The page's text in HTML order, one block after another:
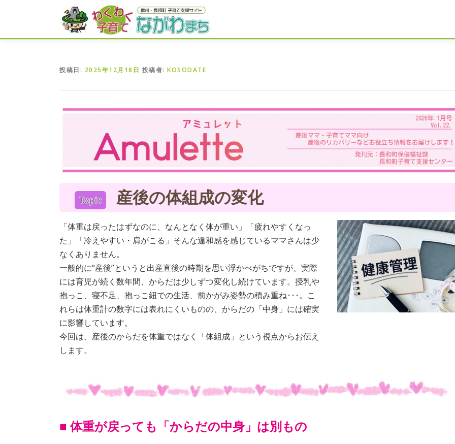
ン
投稿日: 2025年12月18日 投稿者: KOSODATE
Topic 産後の体組成の変化
「体重は戻ったはずなのに、なんとなく体が重い」「疲れやすくなっ
た」「冷えやすい・肩がこる」そんな違和感を感じているママさんは少
なくありません。
一般的に“産後”というと出産直後の時期を思い浮かべがちですが、実際
には育児が続く数年間、からだは少しずつ変化し続けています。授乳や
抱っこ、寝不足、抱っこ紐での生活、前かがみ姿勢の積み重ね･･･。こ
れらは体重計の数字には表れにくいものの、からだの「中身」には確実
に影響しています。
今回は、産後のからだを体重ではなく「体組成」という視点からお伝え
します。
■ 体重が戻っても「からだの中身」は別もの